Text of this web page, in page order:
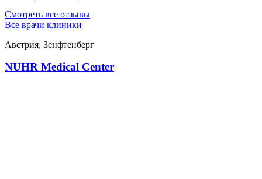
Смотреть все отзывы
Все врачи клиники
Австрия, Зенфтенберг
NUHR Medical Center